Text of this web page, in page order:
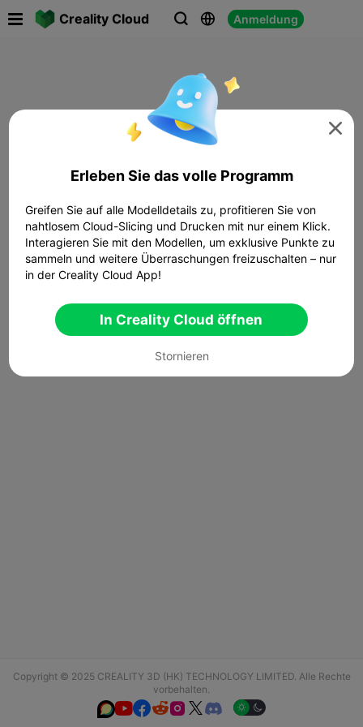
Creality Cloud   Anmeldung
Copyright © 2025 CREALITY 3D (HK) TECHNOLOGY LIMITED. Alle Rechte
vorbehalten.
  

Erleben Sie das volle Programm
Greifen Sie auf alle Modelldetails zu, profitieren Sie von
nahtlosem Cloud-Slicing und Drucken mit nur einem Klick.
Interagieren Sie mit den Modellen, um exklusive Punkte zu
sammeln und weitere Überraschungen freizuschalten – nur
in der Creality Cloud App!
In Creality Cloud öffnen
Stornieren